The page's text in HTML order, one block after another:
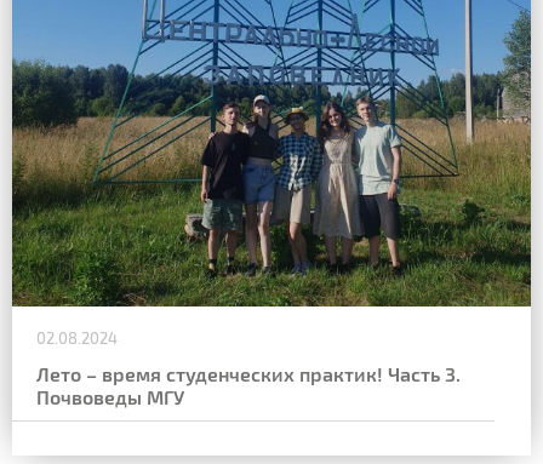
02.08.2024
Лето – время студенческих практик! Часть 3.
Почвоведы МГУ